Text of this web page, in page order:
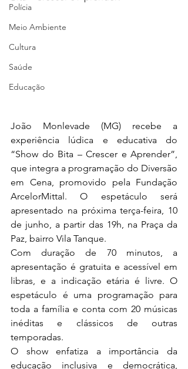
Polícia
Meio Ambiente
Cultura
Saúde
Educação
João Monlevade (MG) recebe a
experiência lúdica e educativa do
“Show do Bita – Crescer e Aprender”,
que integra a programação do Diversão
em Cena, promovido pela Fundação
ArcelorMittal. O espetáculo será
apresentado na próxima terça-feira, 10
de junho, a partir das 19h, na Praça da
Paz, bairro Vila Tanque.
Com duração de 70 minutos, a
apresentação é gratuita e acessível em
libras, e a indicação etária é livre. O
espetáculo é uma programação para
toda a família e conta com 20 músicas
inéditas e clássicos de outras
temporadas.
O show enfatiza a importância da
educação inclusiva e democrática,